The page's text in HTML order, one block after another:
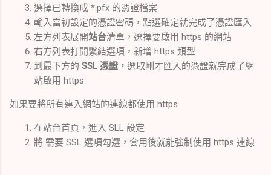
選擇已轉換成 *.pfx 的憑證檔案
輸入當初設定的憑證密碼，點選確定就完成了憑證匯入
左方列表展開站台清單，選擇要啟用 https 的網站
右方列表打開繫結選項，新增 https 類型
到最下方的 SSL 憑證， 選取剛才匯入的憑證就完成了網
站啟用 https
如果要將所有連入網站的連線都使用 https
在站台首頁，進入 SLL 設定
將 需要 SSL 選項勾選，套用後就能強制使用 https 連線